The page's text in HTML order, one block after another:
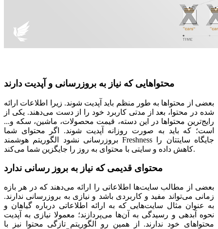
محتواهایی که نیاز به بروزرسانی و آپدیت دارند
بعضی از محتواها به طور منظم باید آپدیت شوند. زیرا اطلاعات ارائه
شده در محتوا، بعد از مدتی کاربرد خود را از دست می‌دهند. یکی از
رایج‌ترین محتواها در این دسته، قیمت محصولات، ماشین، سکه و...
است؛ که باید به صورت روزانه آپدیت شوند. اگر محتوای شما
بروزرسانی نشود الگوریتم هوشمند Freshness جایگاه سایتتان را
کاهش داده و سایتی با محتوای به روز را جایگزین شما می‌کند.
محتوای قدیمی که نیاز به بروز رسانی ندارد
بعضی از مطالب سایت‌ها اطلاعاتی را ارائه می‌دهند که در هر بازه
زمانی می‌تواند مفید و کاربردی باشد و نیازی به بروزرسانی ندارند.
به عنوان مثال سایت‌هایی که به ارائه اطلاعاتی درباره گیاهان و
نحوه آبدهی و رسیدگی به آن‌ها می‌پردازند؛ معمولا نیازی به آپدیت
محتواهای خود ندارند. از همین رو الگوریتم تازگی محتوا نیز با